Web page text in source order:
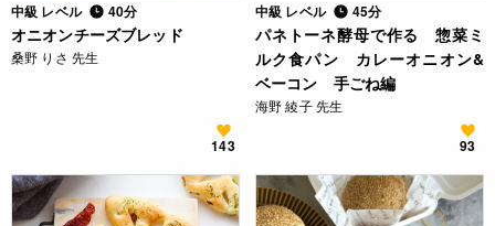
中級 レベル 40分
オニオンチーズブレッド
桑野 りさ 先生
143
中級 レベル 45分
パネトーネ酵母で作る 惣菜ミ
ルク食パン カレーオニオン&
ベーコン 手ごね編
海野 綾子 先生
93